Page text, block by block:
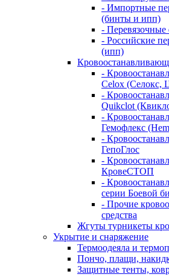
- Импортные
(бинты и ипп)
- Перевязочные
- Российские
(ипп)
-
Celox (Селокс,
-
Quikclot
-
Гемофлекс
-
ГепоГлос
-
КровеСТОП
-
серии Боевой
- Прочие
средства
Жгуты турникеты
Укрытие и снаряжение
Термоодеяла и
Пончо, плащи,
Защитные тенты,